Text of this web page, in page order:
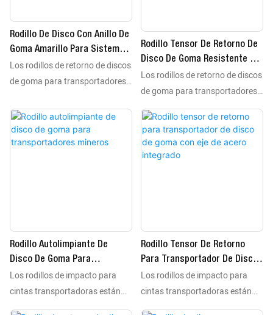
Rodillo De Disco Con Anillo De
Goma Amarillo Para Sistema
De Retorno De Transportador
Los rodillos de retorno de discos
de goma para transportadores
reducen la acumulación de
material en aplicaciones de
transporte húmedo y pegajoso.
estable. Fabricados con ejes de
acero duraderos y sistemas de
rodamientos de precisión, estos
rodillos ofrecen un
Rodillo Tensor De Retorno De
Disco De Goma Resistente A
La Abrasión Para
Manipulación A Granel.
Los rodillos de retorno de discos
de goma para transportadores
mejoran la limpieza de la cinta y
reducen la acumulación de
material en aplicaciones de
transporte húmedo y pegajoso.
a mantener un seguimiento
estable. Fabricados con ejes de
acero duraderos y sistemas de
rodamientos de precisión, estos
rodillos ofrecen un
Rodillo Autolimpiante De
Disco De Goma Para
Transportadores Mineros
Los rodillos de impacto para
cintas transportadoras están
diseñados para protegerlas de
Rodillo Tensor De Retorno
Para Transportador De Disco
De Goma Con Eje De Acero
Integrado
Los rodillos de impacto para
cintas transportadoras están
diseñados para protegerlas de